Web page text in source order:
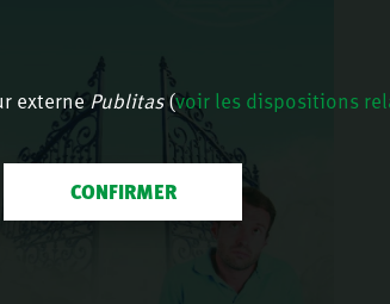
externe Publitas(voir les dispositions
CONFIRMER